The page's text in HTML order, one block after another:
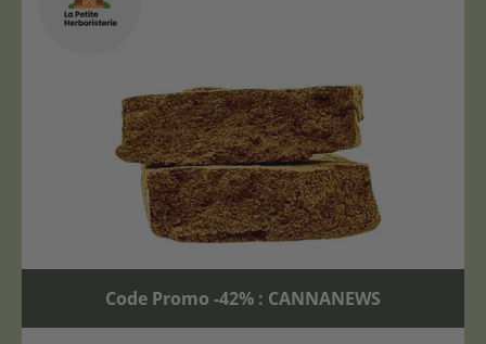
Code Promo -42% : CANNANEWS